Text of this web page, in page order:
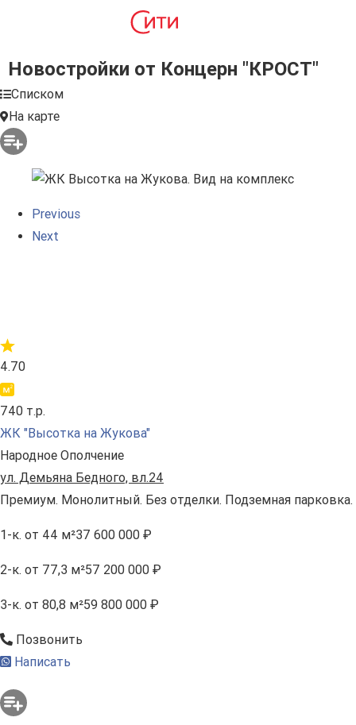
Новостройки от Концерн "КРОСТ"
Списком
На карте
Previous
Next
4.70
740 т.р.
ЖК "Высотка на Жукова"
Народное Ополчение
ул. Демьяна Бедного, вл.24
Премиум. Монолитный. Без отделки. Подземная парковка.
1-к. от 44 м²37 600 000 ₽
2-к. от 77,3 м²57 200 000 ₽
3-к. от 80,8 м²59 800 000 ₽
Позвонить
Написать